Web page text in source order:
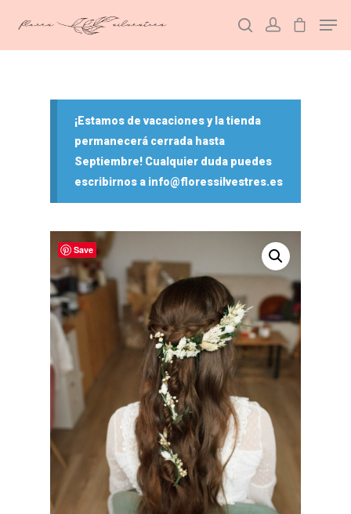
¡Estamos de vacaciones y la tienda
permanecerá cerrada hasta
Septiembre! Cualquier duda puedes
escribirnos a info@floressilvestres.es
Save